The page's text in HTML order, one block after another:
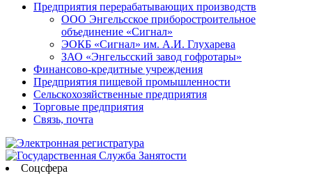
Предприятия перерабатывающих производств
ООО Энгельсское приборостроительное
объединение «Сигнал»
ЭОКБ «Сигнал» им. А.И. Глухарева
ЗАО «Энгельсский завод гофротары»
Финансово-кредитные учреждения
Предприятия пищевой промышленности
Сельскохозяйственные предприятия
Торговые предприятия
Связь, почта
Соцсфера